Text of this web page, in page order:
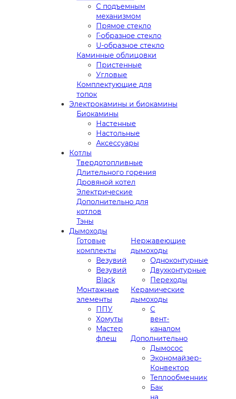
С подъемным
механизмом
Прямое стекло
Г-образное стекло
U-образное стекло
Каминные облицовки
Пристенные
Угловые
Комплектующие для
топок
Электрокамины и биокамины
Биокамины
Настенные
Настольные
Аксессуары
Котлы
Твердотопливные
Длительного горения
Дровяной котел
Электрические
Дополнительно для
котлов
Тэны
Дымоходы
Готовые
комплекты
Везувий
Везувий
Black
Нержавеющие
дымоходы
Одноконтурные
Двухконтурные
Переходы
Монтажные
элементы
ППУ
Хомуты
Мастер
флеш
Керамические
дымоходы
С
вент-
каналом
Дополнительно
Дымосос
Экономайзер-
Конвектор
Теплообменник
Бак
на